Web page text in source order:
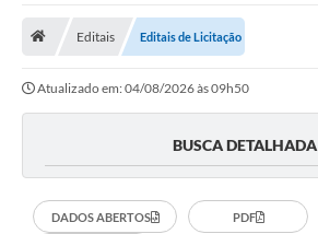
A Nossa Cidade
Principal
Transparência
Obras
Editais Editais de Licitação
Atualizado em: 04/08/2026 às 09h50
BUSCA DETALHADA
DADOS ABERTOS PDF